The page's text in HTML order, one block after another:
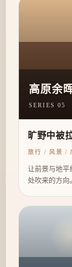
高原余
SERIES 05
旷野中被
旅行 / 风景 /
让前景与地平
处吹来的方向